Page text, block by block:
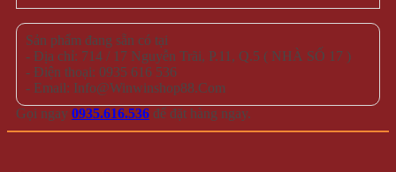
Sản phẩm đang sẵn có tại
- Địa chỉ: 714 / 17 Nguyễn Trãi, P.11, Q.5 ( NHÀ SỐ 17 )
- Điện thoại: 0935 616 536
- Email: Info@Winwinshop88.Com
Gọi ngay 0935.616.536 để đặt hàng ngay.